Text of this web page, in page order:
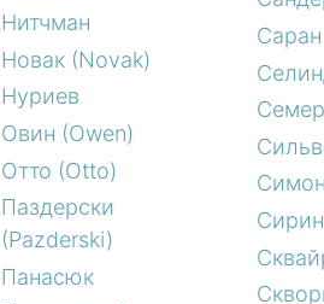
Нитчман
Новак (Novak)
Нуриев
Овин (Owen)
Отто (Otto)
Паздерски
(Pazderski)
Панасюк
Саран